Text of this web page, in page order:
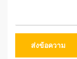
ส่งข้อความ